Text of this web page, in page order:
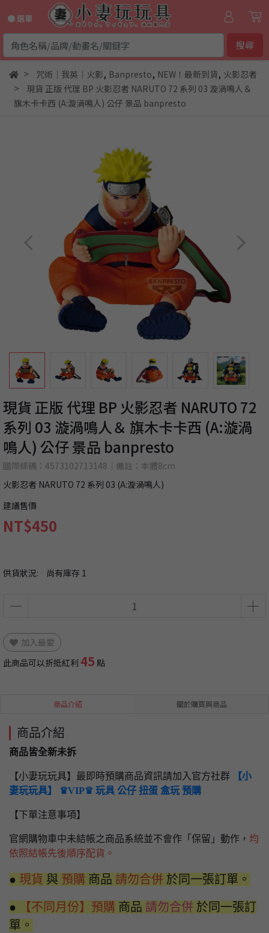
● 選單
搜尋
咒術｜我英｜火影, Banpresto, NEW！最新到貨, 火影忍者
現貨 正版 代理 BP 火影忍者 NARUTO 72 系列 03 漩渦鳴人＆
旗木卡卡西 (A:漩渦鳴人) 公仔 景品 banpresto
現貨 正版 代理 BP 火影忍者 NARUTO 72
系列 03 漩渦鳴人＆ 旗木卡卡西 (A:漩渦
鳴人) 公仔 景品 banpresto
國際條碼：4573102713148｜備註：本體8cm
火影忍者 NARUTO 72 系列 03 (A:漩渦鳴人)
建議售價
NT$450
供貨狀況: 尚有庫存 1
加入最愛
此商品可以折抵紅利 45 點
商品介紹 關於購買與商品
商品介紹
商品皆全新未拆
【小妻玩玩具】最即時預購商品資訊請加入官方社群
【小
妻玩玩具】 ♛VIP♛ 玩具 公仔 扭蛋 盒玩 預購
【下單注意事項】
官網購物車中未結帳之商品系統並不會作「保留」動作， 均
依照結帳先後順序配貨。
● 現貨 與 預購 商品 請勿合併 於同一張訂單。
● 【不同月份】預購 商品 請勿合併 於同一張訂
單。